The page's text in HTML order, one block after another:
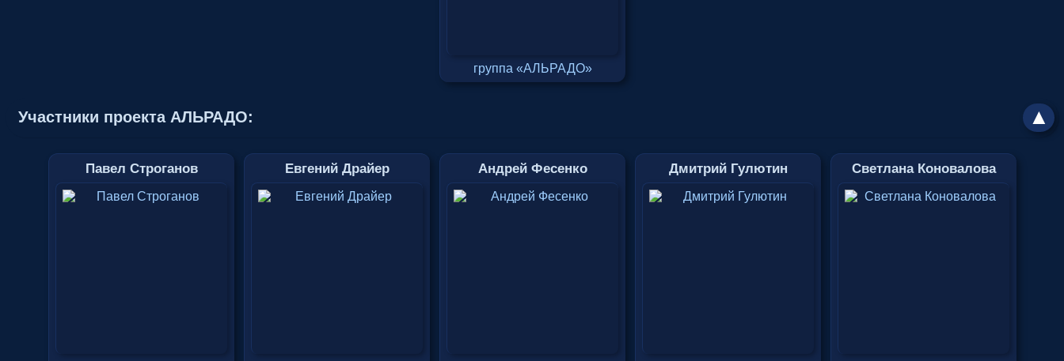
группа «АЛЬРАДО»
Участники проекта АЛЬРАДО: ▲
Павел Строганов Евгений Драйер Андрей Фесенко Дмитрий Гулютин Светлана Коновалова